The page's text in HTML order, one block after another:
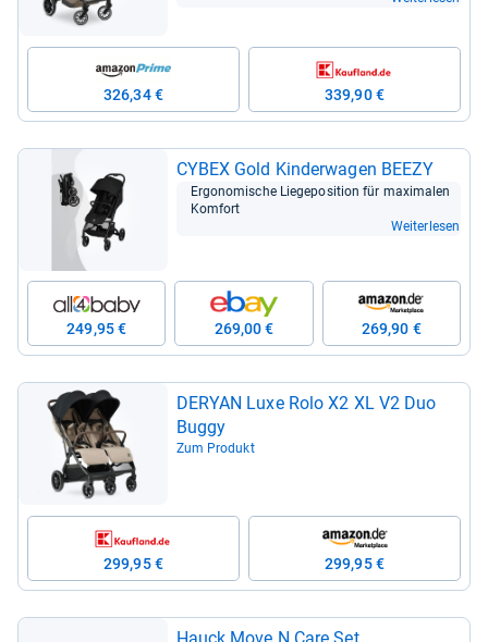
326,34 € 339,90 €
CYBEX Gold Kin­der­wa­gen BEEZY
Ergo­no­mi­sche Lie­g­e­po­si­tion für maxi­ma­len
Kom­fort
Weiterlesen
249,95 € 269,00 € 269,90 €
DERYAN Luxe Rolo X2 XL V2 Duo
Buggy
Zum Produkt
299,95 € 299,95 €